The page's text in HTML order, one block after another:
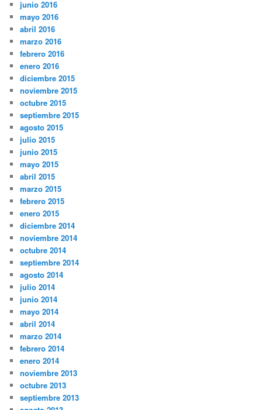
junio 2016
mayo 2016
abril 2016
marzo 2016
febrero 2016
enero 2016
diciembre 2015
noviembre 2015
octubre 2015
septiembre 2015
agosto 2015
julio 2015
junio 2015
mayo 2015
abril 2015
marzo 2015
febrero 2015
enero 2015
diciembre 2014
noviembre 2014
octubre 2014
septiembre 2014
agosto 2014
julio 2014
junio 2014
mayo 2014
abril 2014
marzo 2014
febrero 2014
enero 2014
noviembre 2013
octubre 2013
septiembre 2013